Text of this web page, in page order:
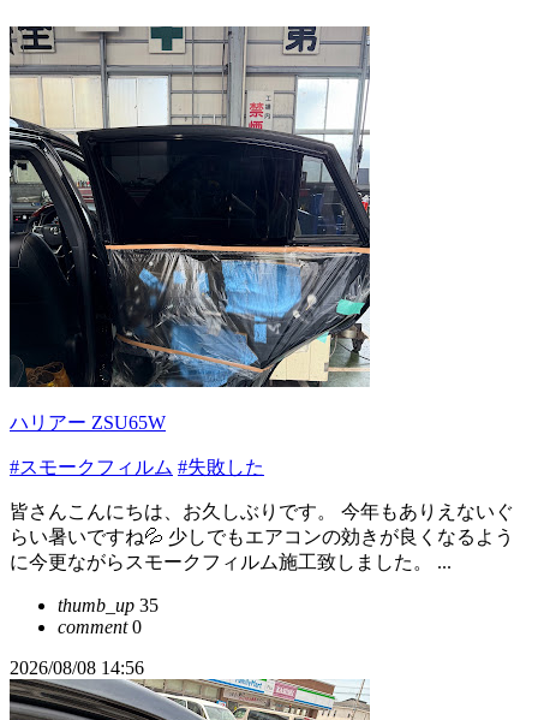
ハリアー ZSU65W
#スモークフィルム #失敗した
皆さんこんにちは、お久しぶりです。 今年もありえないぐ
らい暑いですね💦 少しでもエアコンの効きが良くなるよう
に今更ながらスモークフィルム施工致しました。 ...
thumb_up 35
comment0
2026/08/08 14:56